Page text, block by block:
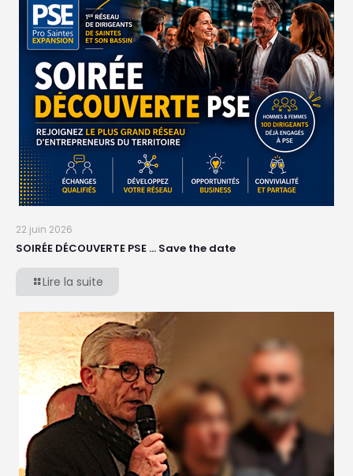
22 juin 2026
SOIRÉE DÉCOUVERTE PSE … Save the date
Lire la suite